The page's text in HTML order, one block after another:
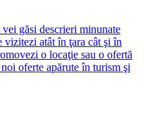
găsi descrieri minunate
vizitezi atât în ţara cât şi în
o locaţie sau o ofertă
oferte apărute în turism şi